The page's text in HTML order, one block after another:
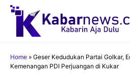
Langsung
Home » Geser Kedudukan Partai Golkar,
Kemenangan PDI Perjuangan di Kukar